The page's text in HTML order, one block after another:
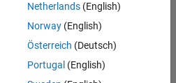
Netherlands(English)
Norway(English)
Österreich (Deutsch)
Portugal (English)
Contacts locaux
Inc.